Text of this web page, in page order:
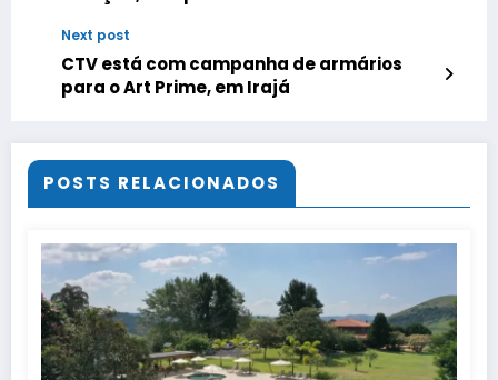
Next post
CTV está com campanha de armários
para o Art Prime, em Irajá
POSTS RELACIONADOS